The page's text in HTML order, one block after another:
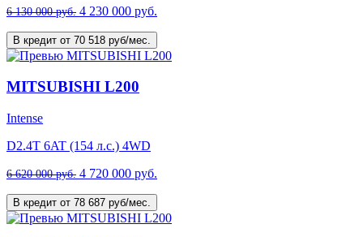
6 130 000 руб. 4 230 000 руб.
В кредит от 70 518 руб/мес.
MITSUBISHI L200
Intense
D2.4T 6AT (154 л.с.) 4WD
6 620 000 руб. 4 720 000 руб.
В кредит от 78 687 руб/мес.